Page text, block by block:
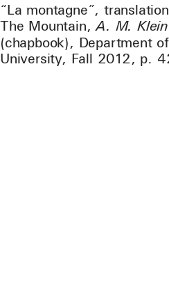
“La montagne”,
The Mountain,A. M.
(chapbook), Department
University, Fall 2012, p.